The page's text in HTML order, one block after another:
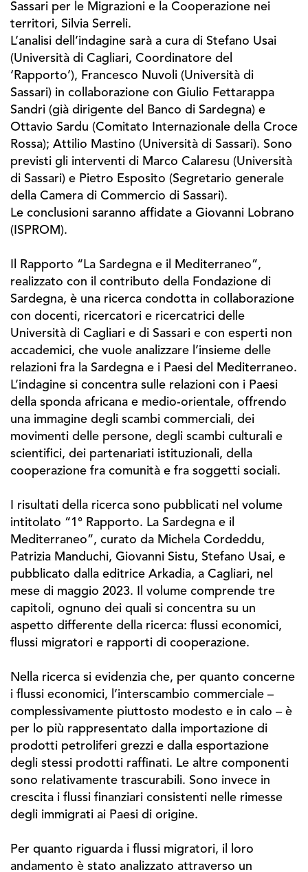
Sassari per le Migrazioni e la Cooperazione nei
territori, Silvia Serreli.
L’analisi dell’indagine sarà a cura di Stefano Usai
(Università di Cagliari, Coordinatore del
‘Rapporto’), Francesco Nuvoli (Università di
Sassari) in collaborazione con Giulio Fettarappa
Sandri (già dirigente del Banco di Sardegna) e
Ottavio Sardu (Comitato Internazionale della Croce
Rossa); Attilio Mastino (Università di Sassari). Sono
previsti gli interventi di Marco Calaresu (Università
di Sassari) e Pietro Esposito (Segretario generale
della Camera di Commercio di Sassari).
Le conclusioni saranno affidate a Giovanni Lobrano
(ISPROM).
Il Rapporto “La Sardegna e il Mediterraneo”,
realizzato con il contributo della Fondazione di
Sardegna, è una ricerca condotta in collaborazione
con docenti, ricercatori e ricercatrici delle
Università di Cagliari e di Sassari e con esperti non
accademici, che vuole analizzare l’insieme delle
relazioni fra la Sardegna e i Paesi del Mediterraneo.
L’indagine si concentra sulle relazioni con i Paesi
della sponda africana e medio-orientale, offrendo
una immagine degli scambi commerciali, dei
movimenti delle persone, degli scambi culturali e
scientifici, dei partenariati istituzionali, della
cooperazione fra comunità e fra soggetti sociali.
I risultati della ricerca sono pubblicati nel volume
intitolato “1° Rapporto. La Sardegna e il
Mediterraneo”, curato da Michela Cordeddu,
Patrizia Manduchi, Giovanni Sistu, Stefano Usai, e
pubblicato dalla editrice Arkadia, a Cagliari, nel
mese di maggio 2023. Il volume comprende tre
capitoli, ognuno dei quali si concentra su un
aspetto differente della ricerca: flussi economici,
flussi migratori e rapporti di cooperazione.
Nella ricerca si evidenzia che, per quanto concerne
i flussi economici, l’interscambio commerciale –
complessivamente piuttosto modesto e in calo – è
per lo più rappresentato dalla importazione di
prodotti petroliferi grezzi e dalla esportazione
degli stessi prodotti raffinati. Le altre componenti
sono relativamente trascurabili. Sono invece in
crescita i flussi finanziari consistenti nelle rimesse
degli immigrati ai Paesi di origine.
Per quanto riguarda i flussi migratori, il loro
andamento è stato analizzato attraverso un